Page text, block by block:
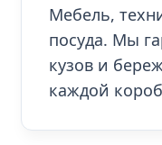
Мебель,
посуда. Мы
кузов и
каждой